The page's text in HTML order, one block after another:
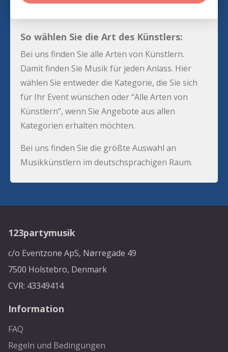
So wählen Sie die Art des Künstlers:
Bei uns finden Sie alle Arten von Künstlern.
Damit finden Sie Musik für jeden Anlass. Hier
wählen Sie entweder die Kategorie, die Sie sich
für Ihr Event wünschen oder “Alle Arten von
Künstlern”, wenn Sie Angebote aus allen
Kategorien erhalten möchten.
Bei uns finden Sie die größte Auswahl an
Musikkünstlern im deutschsprachigen Raum.
123partymusik
c/o Eventzone ApS, Nørregade 49
7500 Holstebro, Denmark
CVR: 43349414
Information
FAQ
Regeln und Bedingungen